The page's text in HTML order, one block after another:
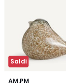
Saldi
AM.PM
4,8